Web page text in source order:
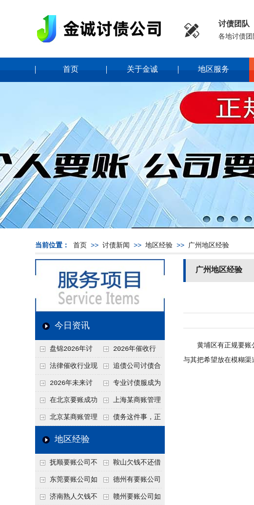
 讨债团队
各地讨债团
首页 关于金诚 地区服务
当前位置： 首页 >> 讨债新闻 >> 地区经验 >> 广州地区经验
今日资讯
盘锦2026年讨
债新趋势
2026年催收行
业发展现状、竞争格
局及未来趋势分析
法律催收行业现
状、合规痛点与未来
发展趋势深度解析
追债公司讨债合
法方法总结
2026年未来讨
债要账公司发展趋势
专业讨债服成为
2026年的发展趋势
在北京要账成功
率高吗？未来追账公
司发展趋势引发行业
上海某商账管理
机构聚焦合规服务
北京某商账管理
服务机构持续提升合
力企业化解应收账款
难题
债务这件事，正
地区经验
抚顺要账公司不
敢透漏的追回方法是
什么？
鞍山欠钱不还借
口太多？2026年这3
句反问话术，直接把
东莞要账公司如
何有效要账讨债？20
德州有要账公司
吗？如何合法讨债才
济南熟人欠钱不 赣州要账公司如
广州地区经验
黄埔区有正规要账公
与其把希望放在模糊渠